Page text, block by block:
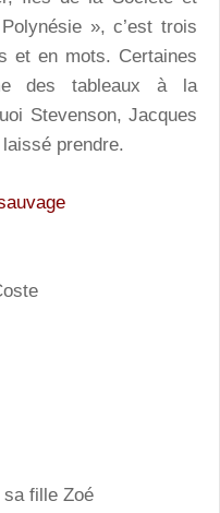
», c’est trois
et en mots. Certaines
des tableaux à la
Stevenson, Jacques
prendre.
fille Zoé